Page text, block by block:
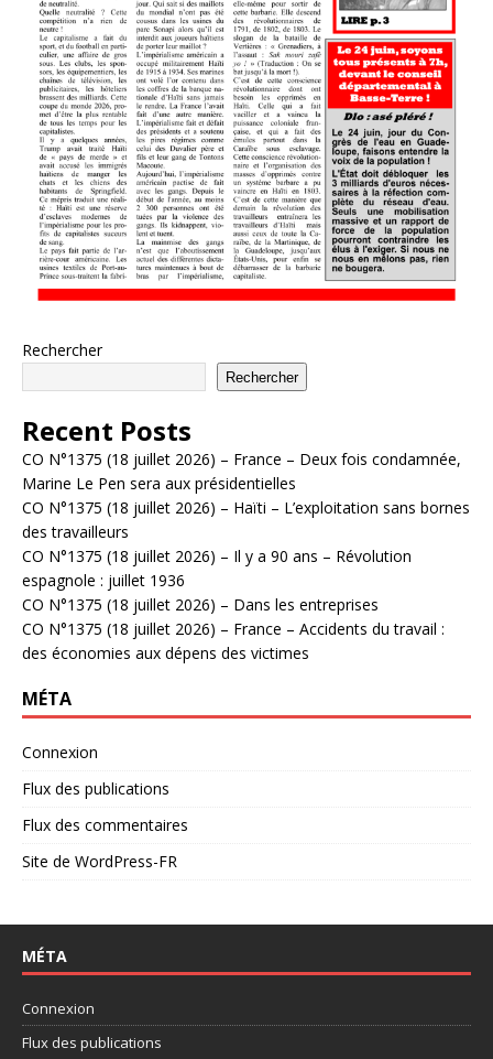
Rechercher
Rechercher
Recent Posts
CO N°1375 (18 juillet 2026) – France – Deux fois condamnée,
Marine Le Pen sera aux présidentielles
CO N°1375 (18 juillet 2026) – Haïti – L’exploitation sans bornes
des travailleurs
CO N°1375 (18 juillet 2026) – Il y a 90 ans – Révolution
espagnole : juillet 1936
CO N°1375 (18 juillet 2026) – Dans les entreprises
CO N°1375 (18 juillet 2026) – France – Accidents du travail :
des économies aux dépens des victimes
MÉTA
Connexion
Flux des publications
Flux des commentaires
Site de WordPress-FR
MÉTA
Connexion
Flux des publications